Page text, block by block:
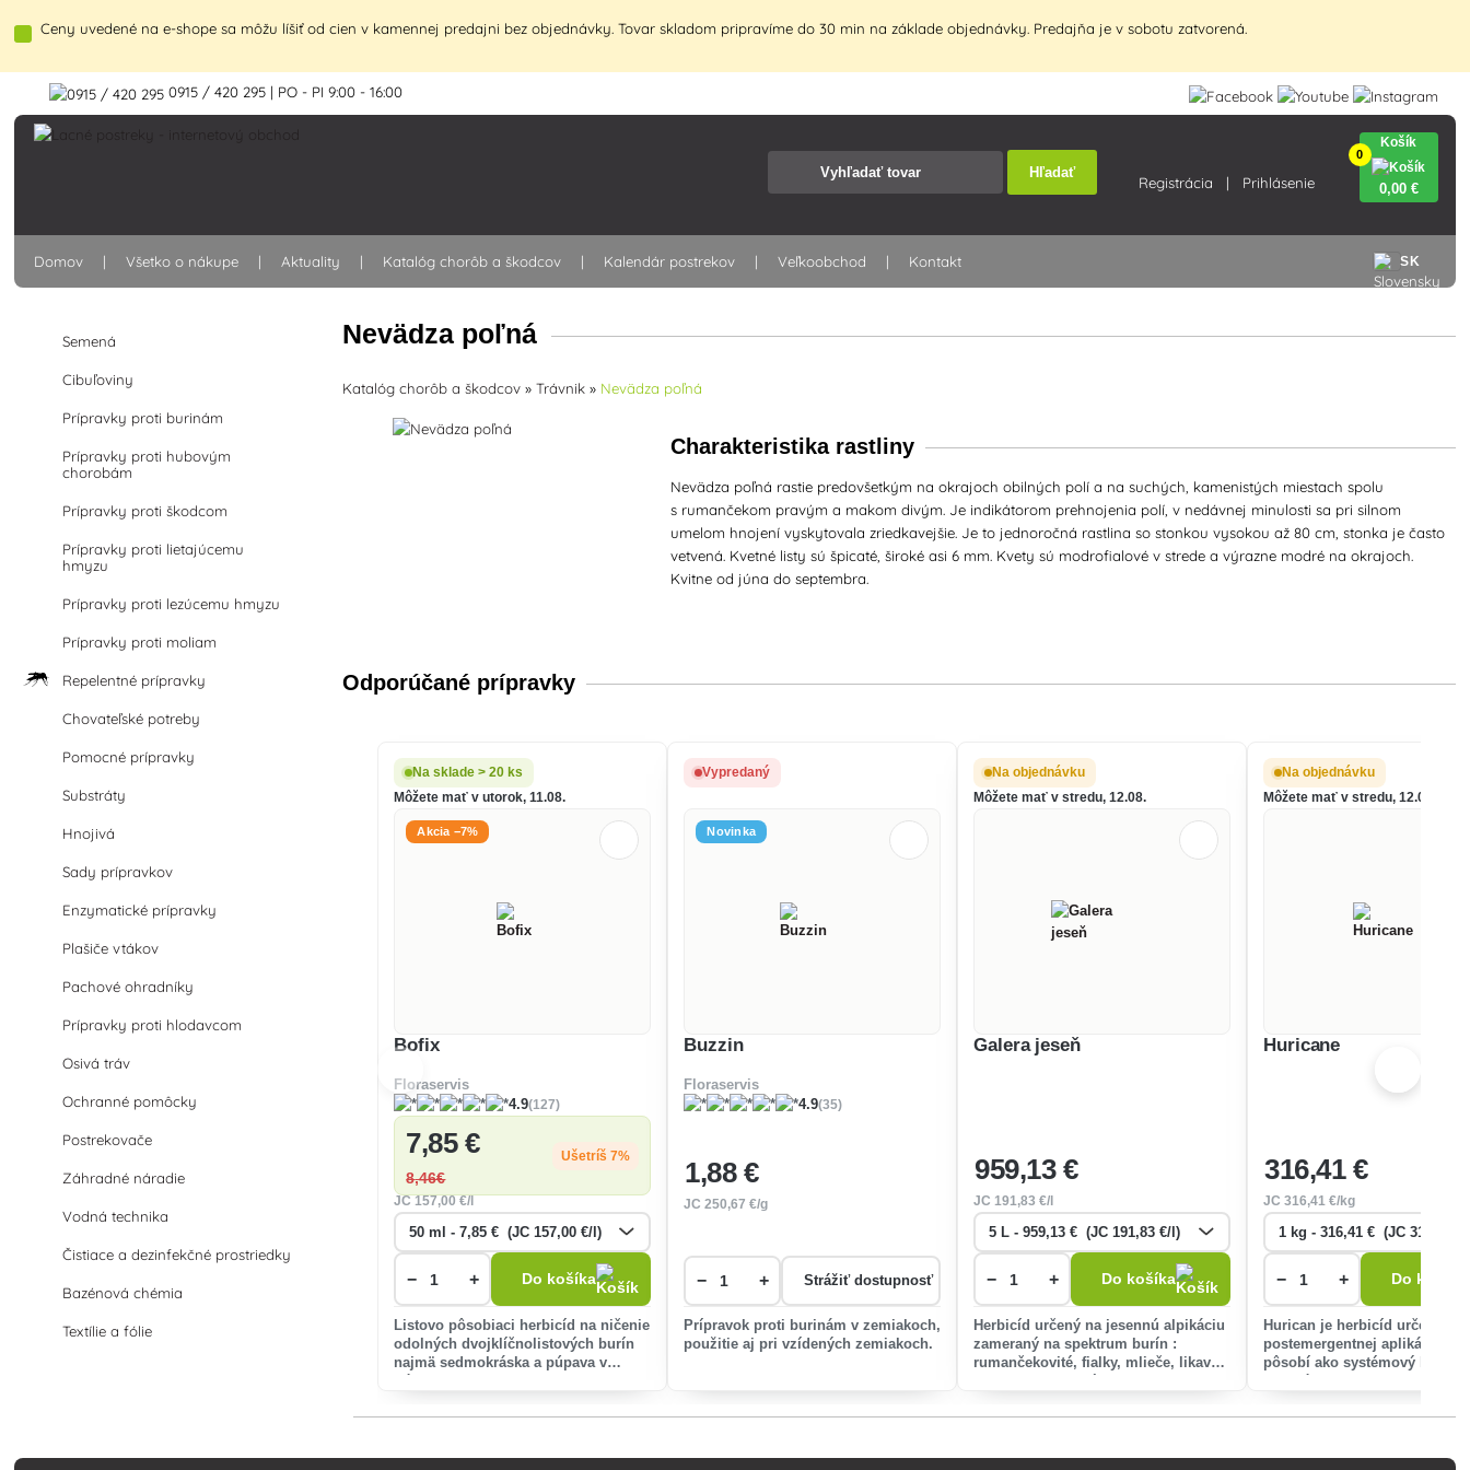
Ceny uvedené na e-shope sa môžu líšiť od cien v kamennej predajni bez objednávky. Tovar skladom pripravíme do 30 min na základe objednávky. Predajňa je v sobotu zatvorená.
0915 / 420 295 | PO - PI 9:00 - 16:00
Hľadať
Registrácia Prihlásenie
0
Košík
0,00 €
SK
Domov Všetko o nákupe Aktuality Katalóg chorôb a škodcov Kalendár postrekov Veľkoobchod Kontakt
Semená
Cibuľoviny
Prípravky proti burinám
Prípravky proti hubovým
chorobám
Prípravky proti škodcom
Prípravky proti lietajúcemu
hmyzu
Prípravky proti lezúcemu hmyzu
Prípravky proti moliam
Repelentné prípravky
Chovateľské potreby
Pomocné prípravky
Substráty
Hnojivá
Sady prípravkov
Enzymatické prípravky
Plašiče vtákov
Pachové ohradníky
Prípravky proti hlodavcom
Osivá tráv
Ochranné pomôcky
Postrekovače
Záhradné náradie
Vodná technika
Čistiace a dezinfekčné prostriedky
Bazénová chémia
Textílie a fólie
Nevädza poľná
Katalóg chorôb a škodcov »Trávnik » Nevädza poľná
Charakteristika rastliny
Nevädza poľná rastie predovšetkým na okrajoch obilných polí a na suchých, kamenistých miestach spolu
s rumančekom pravým a makom divým. Je indikátorom prehnojenia polí, v nedávnej minulosti sa pri silnom
umelom hnojení vyskytovala zriedkavejšie. Je to jednoročná rastlina so stonkou vysokou až 80 cm, stonka je často
vetvená. Kvetné listy sú špicaté, široké asi 6 mm. Kvety sú modrofialové v strede a výrazne modré na okrajoch.
Kvitne od júna do septembra.
Odporúčané prípravky
Na sklade > 20 ks
Môžete mať v utorok, 11.08.
Akcia −7%
Bofix
Floraservis
4.9(127)
7,85 €
8,46€
Ušetríš 7%
JC157,00 €/l
− + Do košíka
Listovo pôsobiaci herbicíd na ničenie
odolných dvojklíčnolistových burín
najmä sedmokráska a púpava v
trávnikoch a trávnatý
Vypredaný
Novinka
Buzzin
Floraservis
4.9(35)
1,88 €
JC250,67 €/g
− + Strážiť dostupnosť
Prípravok proti burinám v zemiakoch,
použitie aj pri vzídených zemiakoch.
Na objednávku
Môžete mať v stredu, 12.08.
Galera jeseň
959,13 €
JC191,83 €/l
− + Do košíka
Herbicíd určený na jesennú alpikáciu
zameraný na spektrum burín :
rumančekovité, fialky, mlieče, likavce,
Na objednávku
Môžete mať v stredu, 12.08.
Huricane
316,41 €
JC316,41 €/kg
− + Do košíka
Hurican je herbicíd určený pre
postemergentnej aplikácii.
pôsobí ako systémový